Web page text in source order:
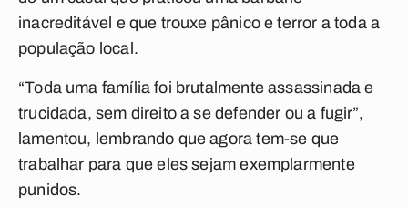
inacreditável e que trouxe pânico e terror a toda a
população local.
“Toda uma família foi brutalmente assassinada e
trucidada, sem direito a se defender ou a fugir”,
lamentou, lembrando que agora tem-se que
trabalhar para que eles sejam exemplarmente
punidos.